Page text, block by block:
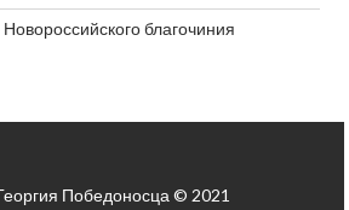
благочиния
Победоносца © 2021